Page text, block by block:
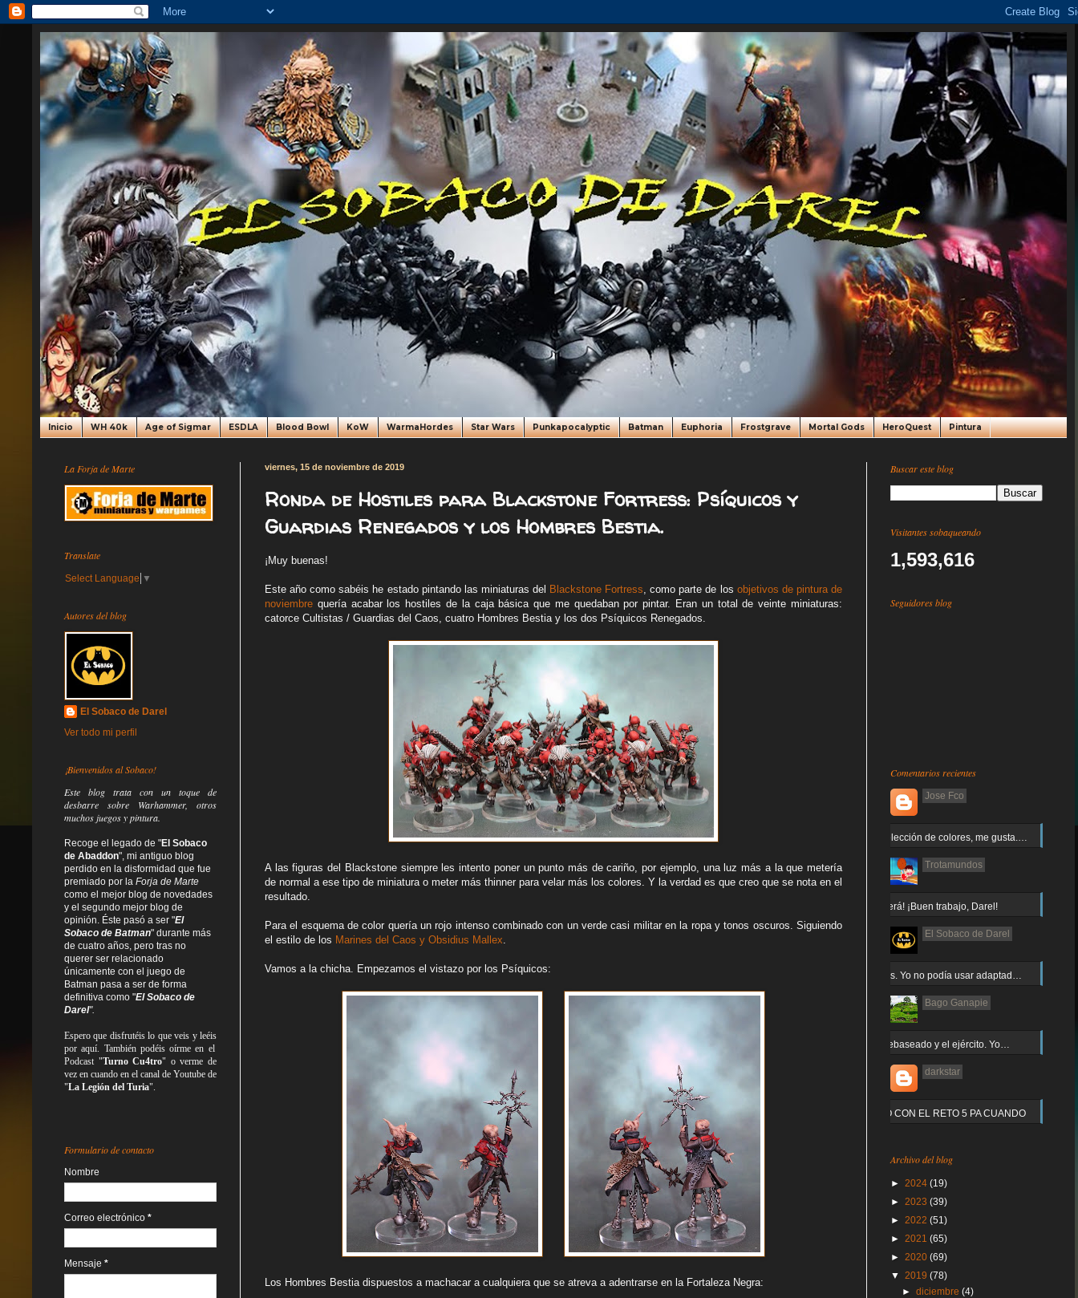
Inicio WH 40k Age of Sigmar ESDLA Blood Bowl KoW WarmaHordes Star Wars Punkapocalyptic Batman Euphoria Frostgrave Mortal Gods HeroQuest Pintura
viernes, 15 de noviembre de 2019
Ronda de Hostiles para Blackstone Fortress: Psíquicos y
Guardias Renegados y los Hombres Bestia.
¡Muy buenas!
Este año como sabéis he estado pintando las miniaturas del Blackstone Fortress, como parte de los objetivos de pintura de
noviembre quería acabar los hostiles de la caja básica que me quedaban por pintar. Eran un total de veinte miniaturas:
catorce Cultistas / Guardias del Caos, cuatro Hombres Bestia y los dos Psíquicos Renegados.
A las figuras del Blackstone siempre les intento poner un punto más de cariño, por ejemplo, una luz más a la que metería
de normal a ese tipo de miniatura o meter más thinner para velar más los colores. Y la verdad es que creo que se nota en el
resultado.
Para el esquema de color quería un rojo intenso combinado con un verde casi militar en la ropa y tonos oscuros. Siguiendo
el estilo de los Marines del Caos y Obsidius Mallex.
Vamos a la chicha. Empezamos el vistazo por los Psíquicos:
Los Hombres Bestia dispuestos a machacar a cualquiera que se atreva a adentrarse en la Fortaleza Negra:
La Forja de Marte
Translate
Select Language ▼
Autores del blog
El Sobaco de Darel
Ver todo mi perfil
¡Bienvenidos al Sobaco!
Este blog trata con un toque de
desbarre sobre Warhammer, otros
muchos juegos y pintura.
Recoge el legado de "El Sobaco
de Abaddon", mi antiguo blog
perdido en la disformidad que fue
premiado por la Forja de Marte
como el mejor blog de novedades
y el segundo mejor blog de
opinión. Éste pasó a ser "El
Sobaco de Batman" durante más
de cuatro años, pero tras no
querer ser relacionado
únicamente con el juego de
Batman pasa a ser de forma
definitiva como "El Sobaco de
Darel".
Espero que disfrutéis lo queveis yleéis
por aquí. También podéis oírme en el
Podcast "Turno Cu4tro" o verme de
vez en cuando en el canal de Youtube de
"La Legión del Turia".
Formulario de contacto
Nombre
Correo electrónico *
Mensaje *
Buscar este blog
Visitantes sobaqueando
1,593,616
Seguidores blog
Comentarios recientes
Jose Fco
Muy buena elección de colores, me gusta.…
Trotamundos
¡Arnor no caerá! ¡Buen trabajo, Darel!
El Sobaco de Darel
Jajaja gracias. Yo no podía usar adaptad…
Bago Ganapie
Increíble el rebaseado y el ejército. Yo…
darkstar
Y QUE PASO CON EL RETO 5 PA CUANDO
Archivo del blog
► 2024 (19)
► 2023 (39)
► 2022 (51)
► 2021 (65)
► 2020 (69)
▼ 2019 (78)
►diciembre(4)